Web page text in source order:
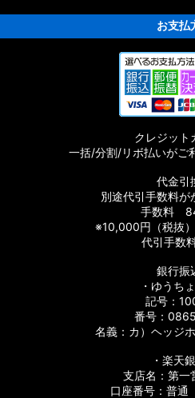
お支払
クレジット
一括/分割/リボ払いがご
代金引
別途代引手数料が
手数料
※10,000円（税抜
代引手数料
銀行振
・ゆうち
記号：
番号：
名義：カ）ヘッジ
・楽天
支店名：第一
口座番号：普